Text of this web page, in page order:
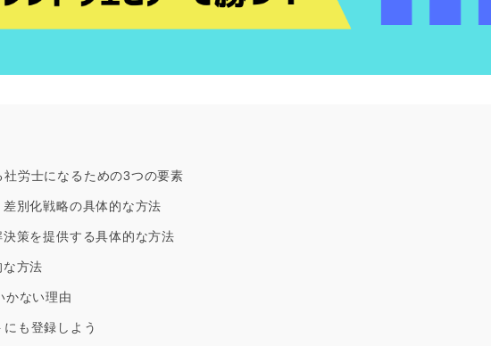
労士になるための3つの要素
別化戦略の具体的な方法
策を提供する具体的な方法
方法
かない理由
も登録しよう